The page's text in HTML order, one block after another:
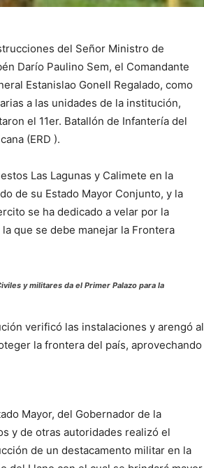
del Señor Ministro de
Darío Paulino Sem, el Comandante
Estanislao Gonell Regalado, como
a las unidades de la institución,
el 11er. Batallón de Infantería del
(ERD ).
Las Lagunas y Calimete en la
de su Estado Mayor Conjunto, y la
se ha dedicado a velar por la
que se debe manejar la Frontera
y militares da el Primer Palazo para la
verificó las instalaciones y arengó al
la frontera del país, aprovechando
Mayor, del Gobernador de la
y de otras autoridades realizó el
de un destacamento militar en la